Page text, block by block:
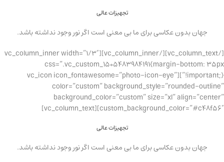
تجهیزات عالی
جهان بدون عکاسی برای ما بی معنی است اگر نور وجود نداشته باشد.
[/vc_column_text][/vc_column_inner][vc_column_inner width=”1/3″
css=”.vc_custom_1505483984191{margin-bottom: 35px
!important;}”][vc_icon icon_fontawesome=”photo-icon-eye”
color=”custom” background_style=”rounded-outline”
background_color=”custom” size=”xl” align=”center”
custom_background_color=”#c48f56″][vc_column_text]
تجهیزات عالی
جهان بدون عکاسی برای ما بی معنی است اگر نور وجود نداشته باشد.